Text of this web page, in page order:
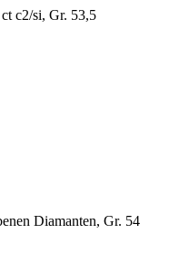
c2/si, Gr. 53,5
Diamanten, Gr. 54